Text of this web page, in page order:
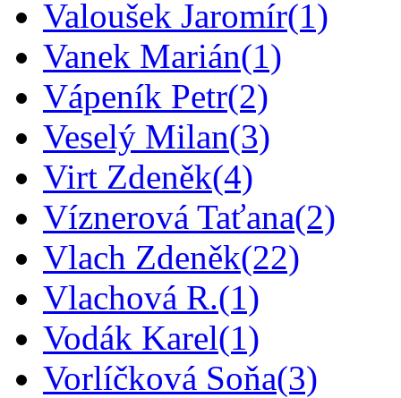
Valoušek Jaromír(1)
Vanek Marián(1)
Vápeník Petr(2)
Veselý Milan(3)
Virt Zdeněk(4)
Víznerová Taťana(2)
Vlach Zdeněk(22)
Vlachová R.(1)
Vodák Karel(1)
Vorlíčková Soňa(3)